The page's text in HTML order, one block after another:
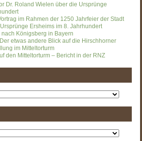
Dr. Roland Wielen über die Ursprünge
im Rahmen der 1250 Jahrfeier der Stadt
Ersheims im 8. Jahrhundert
Königsberg in Bayern
etwas andere Blick auf die Hirschhorner
im Mitteltorturm
den Mitteltorturm – Bericht in der RNZ